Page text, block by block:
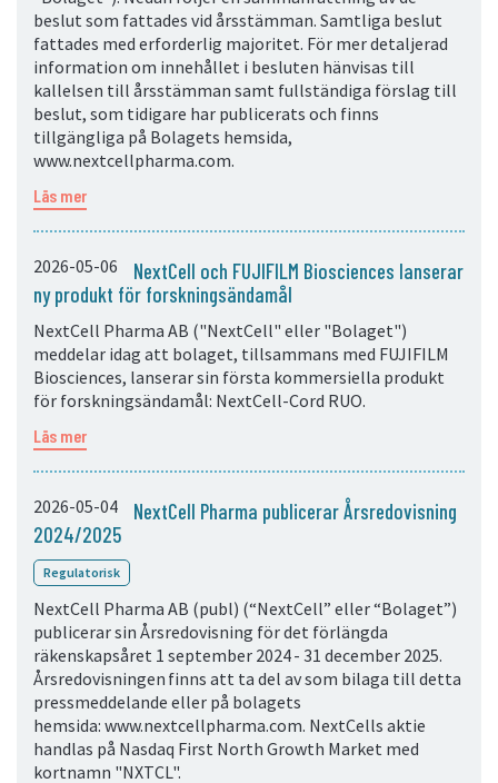
beslut som fattades vid årsstämman. Samtliga beslut
fattades med erforderlig majoritet. För mer detaljerad
information om innehållet i besluten hänvisas till
kallelsen till årsstämman samt fullständiga förslag till
beslut, som tidigare har publicerats och finns
tillgängliga på Bolagets hemsida,
www.nextcellpharma.com.
Läs mer
2026-05-06
NextCell och FUJIFILM Biosciences lanserar
ny produkt för forskningsändamål
NextCell Pharma AB ("NextCell" eller "Bolaget")
meddelar idag att bolaget, tillsammans med FUJIFILM
Biosciences, lanserar sin första kommersiella produkt
för forskningsändamål: NextCell-Cord RUO.
Läs mer
2026-05-04
NextCell Pharma publicerar Årsredovisning
2024/2025
Regulatorisk
NextCell Pharma AB (publ) (“NextCell” eller “Bolaget”)
publicerar sin Årsredovisning för det förlängda
räkenskapsåret 1 september 2024 - 31 december 2025.
Årsredovisningen finns att ta del av som bilaga till detta
pressmeddelande eller på bolagets
hemsida: www.nextcellpharma.com. NextCells aktie
handlas på Nasdaq First North Growth Market med
kortnamn "NXTCL".